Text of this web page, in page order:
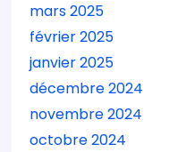
mars 2025
février 2025
janvier 2025
décembre 2024
novembre 2024
octobre 2024